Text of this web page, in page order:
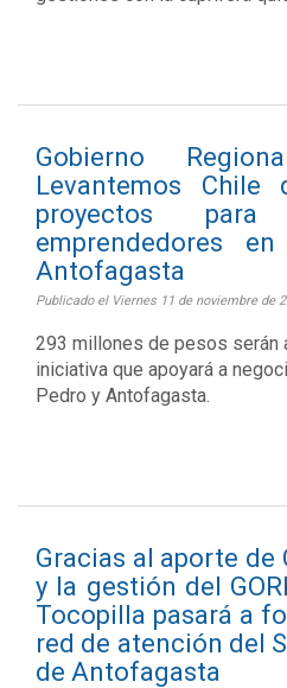
Gobierno
Levantemos
proyectos
emprendedores
Antofagasta
Publicado el Viernes 11 de noviembre de
293 millones de pesos serán
iniciativa que apoyará a
Pedro y Antofagasta.
Gracias al aporte de
y la gestión del
Tocopilla pasará a
red de atención del
de Antofagasta